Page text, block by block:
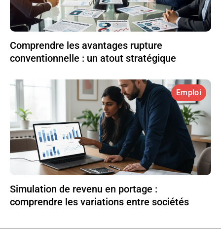
Comprendre les avantages rupture
conventionnelle : un atout stratégique
Emploi
Simulation de revenu en portage :
comprendre les variations entre sociétés